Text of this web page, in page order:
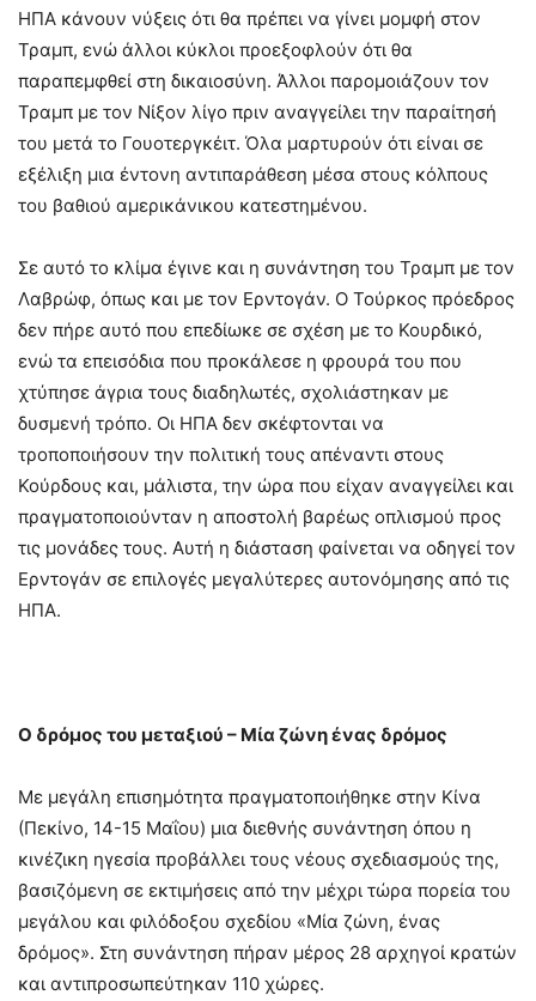
ΗΠΑ κάνουν νύξεις ότι θα πρέπει να γίνει μομφή στον
Τραμπ, ενώ άλλοι κύκλοι προεξοφλούν ότι θα
παραπεμφθεί στη δικαιοσύνη. Άλλοι παρομοιάζουν τον
Τραμπ με τον Νίξον λίγο πριν αναγγείλει την παραίτησή
του μετά το Γουοτεργκέιτ. Όλα μαρτυρούν ότι είναι σε
εξέλιξη μια έντονη αντιπαράθεση μέσα στους κόλπους
του βαθιού αμερικάνικου κατεστημένου.
Σε αυτό το κλίμα έγινε και η συνάντηση του Τραμπ με τον
Λαβρώφ, όπως και με τον Ερντογάν. Ο Τούρκος πρόεδρος
δεν πήρε αυτό που επεδίωκε σε σχέση με το Κουρδικό,
ενώ τα επεισόδια που προκάλεσε η φρουρά του που
χτύπησε άγρια τους διαδηλωτές, σχολιάστηκαν με
δυσμενή τρόπο. Οι ΗΠΑ δεν σκέφτονται να
τροποποιήσουν την πολιτική τους απέναντι στους
Κούρδους και, μάλιστα, την ώρα που είχαν αναγγείλει και
πραγματοποιούνταν η αποστολή βαρέως οπλισμού προς
τις μονάδες τους. Αυτή η διάσταση φαίνεται να οδηγεί τον
Ερντογάν σε επιλογές μεγαλύτερες αυτονόμησης από τις
ΗΠΑ.
Ο δρόμος του μεταξιού – Μία ζώνη ένας δρόμος
Με μεγάλη επισημότητα πραγματοποιήθηκε στην Κίνα
(Πεκίνο, 14-15 Μαΐου) μια διεθνής συνάντηση όπου η
κινέζικη ηγεσία προβάλλει τους νέους σχεδιασμούς της,
βασιζόμενη σε εκτιμήσεις από την μέχρι τώρα πορεία του
μεγάλου και φιλόδοξου σχεδίου «Μία ζώνη, ένας
δρόμος». Στη συνάντηση πήραν μέρος 28 αρχηγοί κρατών
και αντιπροσωπεύτηκαν 110 χώρες.